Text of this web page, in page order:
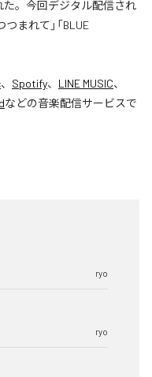
た。今回デジタル配信され
まれて」「BLUE
、 Spotify、 LINE MUSIC、
などの音楽配信サービスで
ryo
ryo